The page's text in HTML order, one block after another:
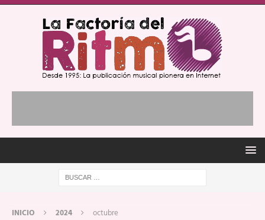
INICIO 2024 octubre